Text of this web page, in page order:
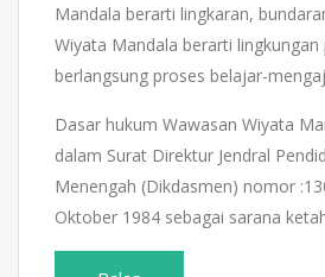
Mandala berarti lingkaran,
Wiyata Mandala berarti
berlangsung proses belajar-
Dasar hukum Wawasan Wiyata
dalam Surat Direktur Jendral
Menengah (Dikdasmen) nomor
Oktober 1984 sebagai sarana